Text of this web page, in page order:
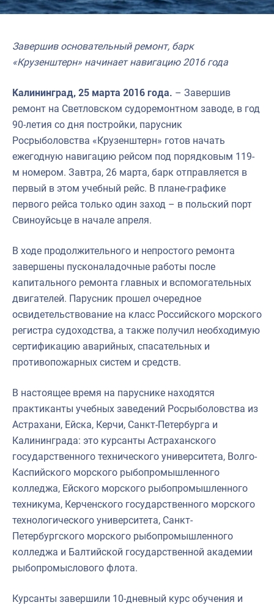
Завершив основательный ремонт, барк
«Крузенштерн» начинает навигацию 2016 года
Калининград, 25 марта 2016 года. – Завершив
ремонт на Светловском судоремонтном заводе, в год
90-летия со дня постройки, парусник
Росрыболовства «Крузенштерн» готов начать
ежегодную навигацию рейсом под порядковым 119-
м номером. Завтра, 26 марта, барк отправляется в
первый в этом учебный рейс. В плане-графике
первого рейса только один заход – в польский порт
Свиноуйсьце в начале апреля.
В ходе продолжительного и непростого ремонта
завершены пусконаладочные работы после
капитального ремонта главных и вспомогательных
двигателей. Парусник прошел очередное
освидетельствование на класс Российского морского
регистра судоходства, а также получил необходимую
сертификацию аварийных, спасательных и
противопожарных систем и средств.
В настоящее время на паруснике находятся
практиканты учебных заведений Росрыболовства из
Астрахани, Ейска, Керчи, Санкт-Петербурга и
Калининграда: это курсанты Астраханского
государственного технического университета, Волго-
Каспийского морского рыбопромышленного
колледжа, Ейского морского рыбопромышленного
техникума, Керченского государственного морского
технологического университета, Санкт-
Петербургского морского рыбопромышленного
колледжа и Балтийской государственной академии
рыбопромыслового флота.
Курсанты завершили 10-дневный курс обучения и